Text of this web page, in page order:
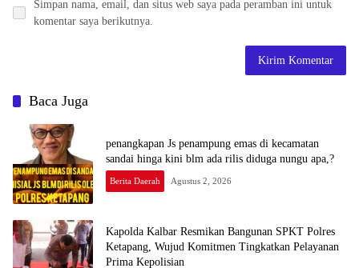
Simpan nama, email, dan situs web saya pada peramban ini untuk
komentar saya berikutnya.
Baca Juga
penangkapan Js penampung emas di kecamatan
sandai hinga kini blm ada rilis diduga nungu apa,?
Berita Daerah Agustus 2, 2026
Kapolda Kalbar Resmikan Bangunan SPKT Polres
Ketapang, Wujud Komitmen Tingkatkan Pelayanan
Prima Kepolisian